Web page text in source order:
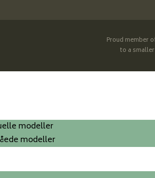
Proud member
to a
modeller
modeller